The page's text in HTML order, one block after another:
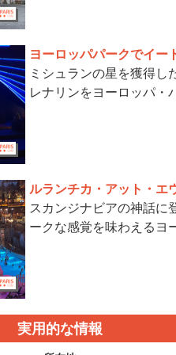
ヨーロッパパークでイー
ミシュランの星を獲得
レナリンをヨーロッパ
ルランチカ・アット・エ
スカンジナビアの神話に
ークな感覚を味わえる
実用的な情報